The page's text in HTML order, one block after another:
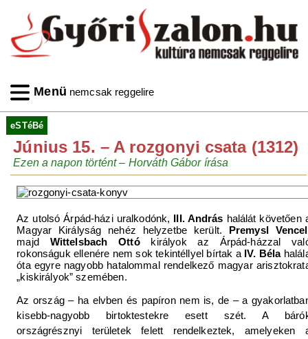
Menü nemcsak reggelire
eSTéBé
Június 15. – A rozgonyi csata (1312)
Ezen a napon történt ‒ Horváth Gábor írása
Az utolsó Árpád-házi uralkodónk, III. András halálát követően
Magyar Királyság nehéz helyzetbe került. Premysl Vencel
majd Wittelsbach Ottókirályok az Árpád-házzal
rokonságuk ellenére nem sok tekintéllyel bírtak a IV. Béla
óta egyre nagyobb hatalommal rendelkező magyar
„kiskirályok” szemében.
Az ország – ha elvben és papíron nem is, de – a
kisebb-nagyobb birtoktestekre esett szét. A
országrésznyi területek felett rendelkeztek, amelyeken